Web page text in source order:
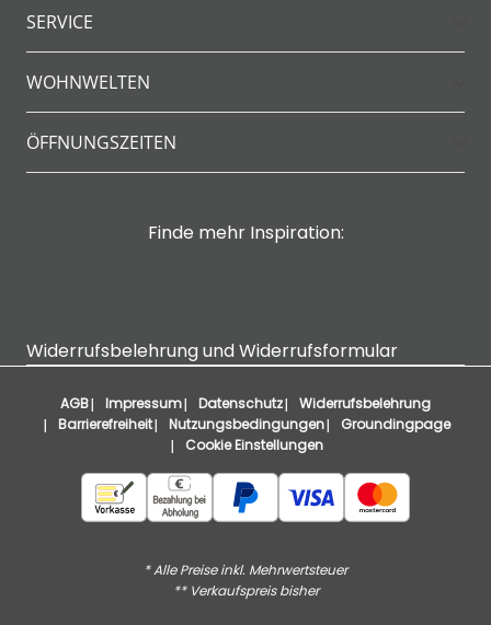
SERVICE
WOHNWELTEN
ÖFFNUNGSZEITEN
Finde mehr Inspiration:
Widerrufsbelehrung und Widerrufsformular
AGB Impressum Datenschutz
Widerrufsbelehrung
Barrierefreiheit
Nutzungsbedingungen
Groundingpage
Cookie Einstellungen
* Alle Preise inkl. Mehrwertsteuer
** Verkaufspreis bisher